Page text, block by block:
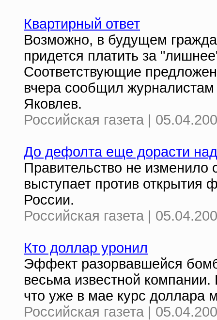
Квартирный ответ
Возможно, в будущем
придется платить за
Соответствующие
вчера сообщил
Яковлев.
Российская газета |
До дефолта еще дорасти
Правительство не
выступает против открытия
России.
Российская газета |
Кто доллар уронил
Эффект разорвавшейся
весьма известной
что уже в мае курс доллара
Российская газета |